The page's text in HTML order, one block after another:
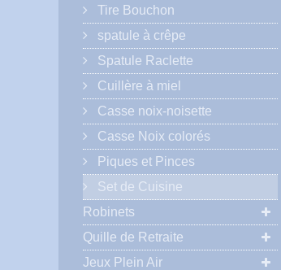
Tire Bouchon
spatule à crêpe
Spatule Raclette
Cuillère à miel
Casse noix-noisette
Casse Noix colorés
Piques et Pinces
Set de Cuisine
Robinets
Quille de Retraite
Jeux Plein Air